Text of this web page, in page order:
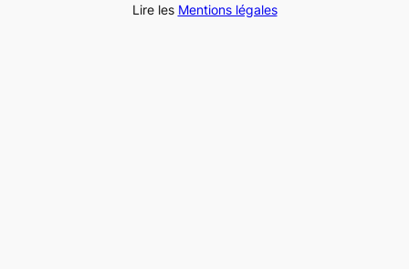
Lire les Mentions légales